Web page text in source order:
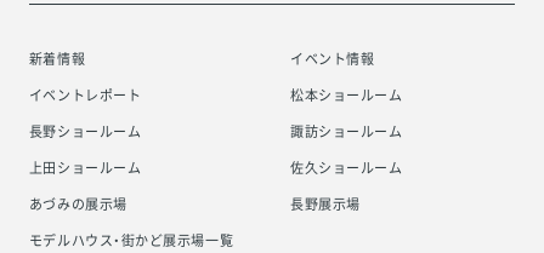
新着情報
イベント情報
イベントレポート
松本ショールーム
長野ショールーム
諏訪ショールーム
上田ショールーム
佐久ショールーム
あづみの展示場
長野展示場
モデルハウス・街かど展示場一覧